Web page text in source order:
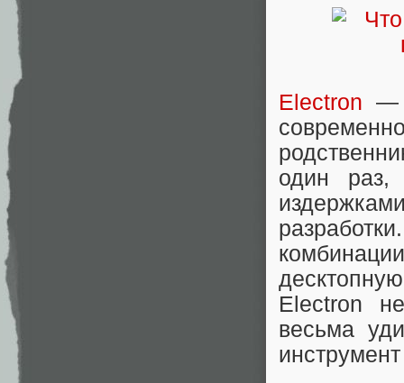
Electron —
один раз,
Electron
весьма